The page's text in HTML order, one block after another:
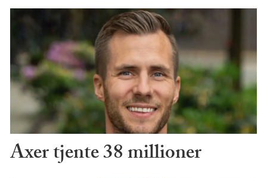
Axer tjente 38 millioner